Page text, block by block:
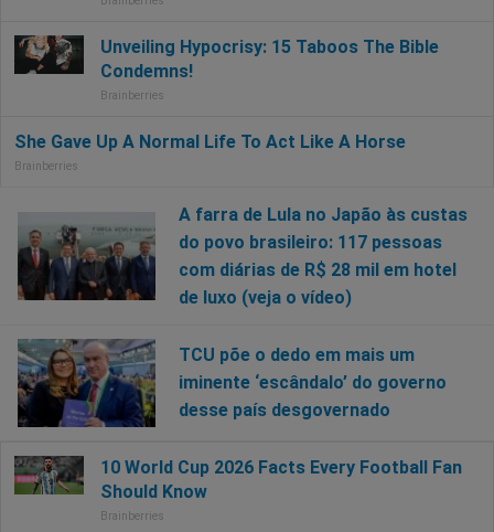
A farra de Lula no Japão às custas
do povo brasileiro: 117 pessoas
com diárias de R$ 28 mil em hotel
de luxo (veja o vídeo)
TCU põe o dedo em mais um
iminente ‘escândalo’ do governo
desse país desgovernado